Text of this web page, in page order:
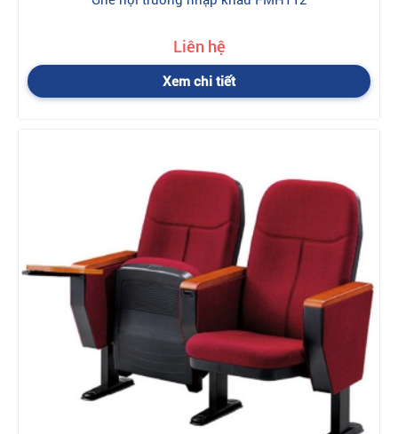
Liên hệ
Xem chi tiết